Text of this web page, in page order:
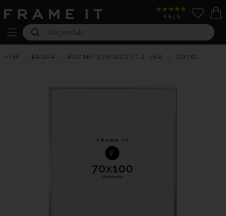
HEM RAMAR RAM NIELSEN ACCENT SILVER 70X100